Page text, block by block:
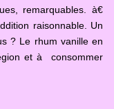
remarquables. à€
raisonnable. Un
? Le rhum vanille en
et à consommer